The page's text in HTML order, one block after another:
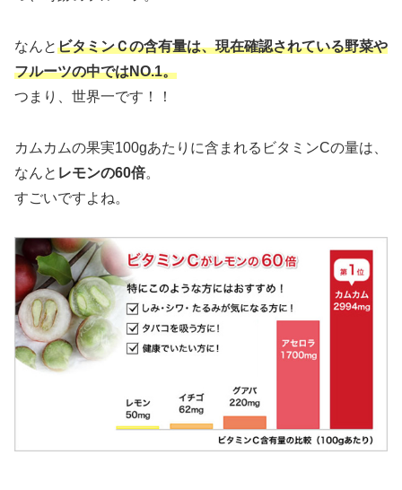
なんとビタミンＣの含有量は、現在確認されている野菜や
フルーツの中ではNO.1。
つまり、世界一です！！
カムカムの果実100gあたりに含まれるビタミンCの量は、
なんと レモンの60倍。
すごいですよね。